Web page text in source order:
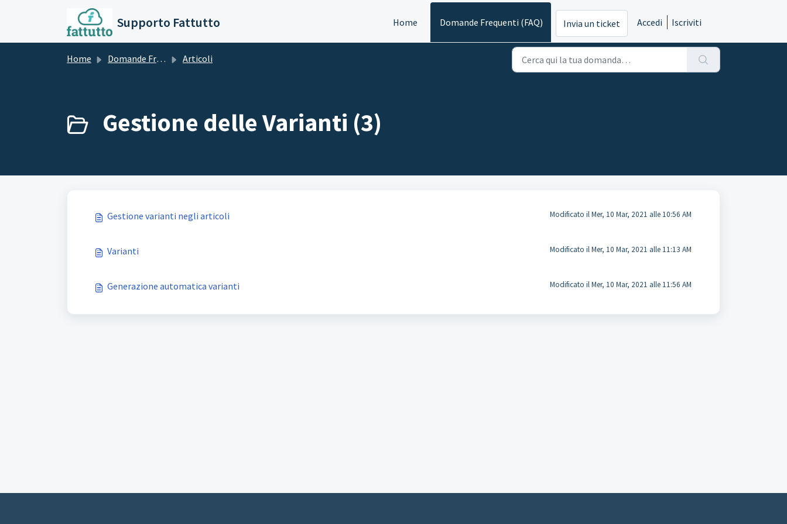
Salta al contenuto principale
Supporto Fattutto Home Domande Frequenti (FAQ) Invia un ticket Accedi Iscriviti
Home Domande Frequenti (FAQ) Articoli
Gestione delle Varianti (3)
Gestione varianti negli articoli Modificato il Mer, 10 Mar, 2021 alle 10:56 AM
Varianti Modificato il Mer, 10 Mar, 2021 alle 11:13 AM
Generazione automatica varianti Modificato il Mer, 10 Mar, 2021 alle 11:56 AM